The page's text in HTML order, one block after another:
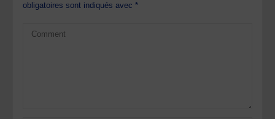
obligatoires sont indiqués avec*